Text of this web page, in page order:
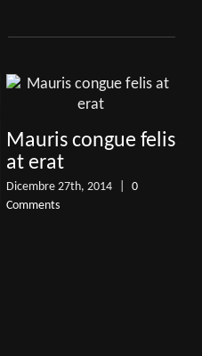
Mauris congue felis
at erat
Dicembre 27th, 2014
0
Comments